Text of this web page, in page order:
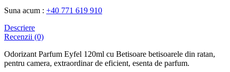
Suna acum : +40 771 619 910
Descriere
Recenzii (0)
Odorizant Parfum Eyfel 120ml cu Betisoare betisoarele din ratan,
pentru camera, extraordinar de eficient, esenta de parfum.